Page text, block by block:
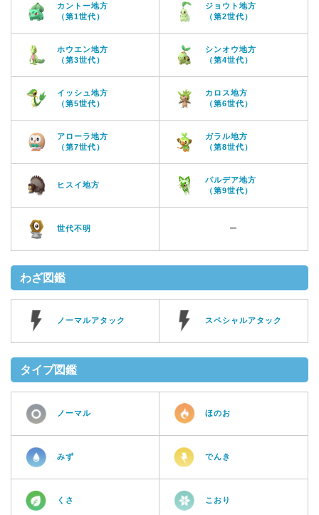
カントー地方
（第1世代）
ジョウト地方
（第2世代）
ホウエン地方
（第3世代）
シンオウ地方
（第4世代）
イッシュ地方
（第5世代）
カロス地方
（第6世代）
アローラ地方
（第7世代）
ガラル地方
（第8世代）
ヒスイ地方
パルデア地方
（第9世代）
世代不明 ー
わざ図鑑
ノーマルアタック スペシャルアタック
タイプ図鑑
ノーマル ほのお
みず でんき
くさ こおり